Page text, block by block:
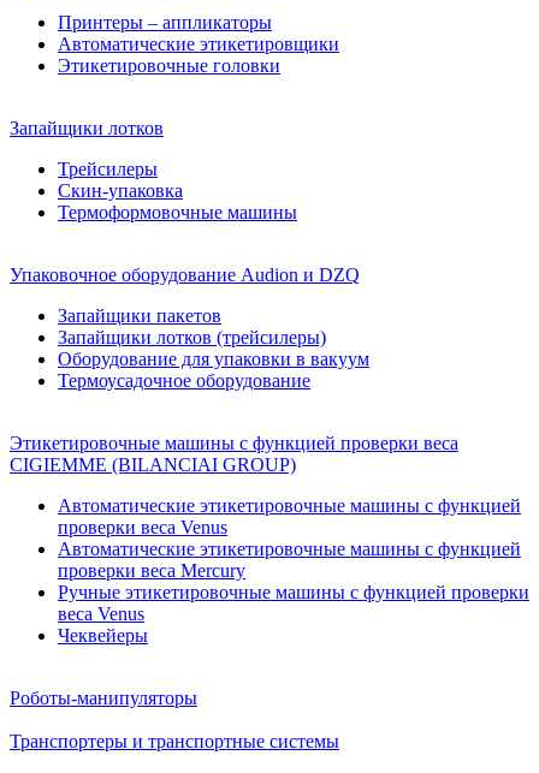
Принтеры – аппликаторы
Автоматические этикетировщики
Этикетировочные головки
Запайщики лотков
Трейсилеры
Скин-упаковка
Термоформовочные машины
Упаковочное оборудование Audion и DZQ
Запайщики пакетов
Запайщики лотков (трейсилеры)
Оборудование для упаковки в вакуум
Термоусадочное оборудование
Этикетировочные машины с функцией проверки веса
CIGIEMME (BILANCIAI GROUP)
Автоматические этикетировочные машины с функцией
проверки веса Venus
Автоматические этикетировочные машины с функцией
проверки веса Mercury
Ручные этикетировочные машины с функцией проверки
веса Venus
Чеквейеры
Роботы-манипуляторы
Транспортеры и транспортные системы